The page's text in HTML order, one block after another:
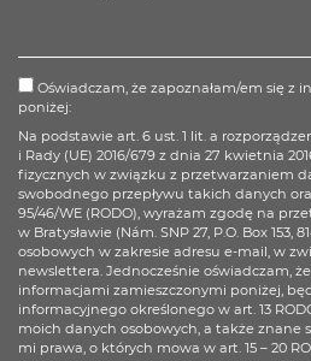
Oświadczam, że zapoznałam/em się z
poniżej:
Na podstawie art. 6 ust. 1 lit. a
i Rady (UE) 2016/679 z dnia 27 kwietnia
fizycznych w związku z przetwarzaniem
swobodnego przepływu takich danych
95/46/WE (RODO), wyrażam zgodę na
w Bratysławie (Nám. SNP 27, P.O. Box 153,
osobowych w zakresie adresu e-mail, w
newslettera. Jednocześnie oświadczam,
informacjami zamieszczonymi poniżej,
informacyjnego określonego w art. 13
moich danych osobowych, a także znane
mi prawa, o których mowa w art. 15 – 20